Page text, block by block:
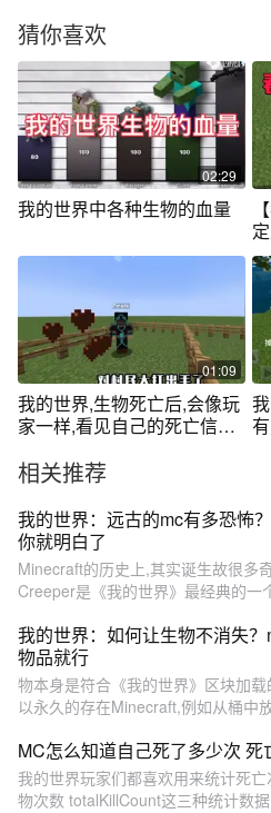
猜你喜欢
02:29
我的世界中各种生物的血量
01:09
我的世界,生物死亡后,会像玩
家一样,看见自己的死亡信息
相关推荐
我的世界：远古的mc有多恐怖
你就明白了
Minecraft的历史上,其实诞生故很多
Creeper是《我的世界》最经典的一
我的世界：如何让生物不消失
物品就行
物本身是符合《我的世界》区块加
以永久的存在Minecraft,例如从桶中
MC怎么知道自己死了多少次 死
我的世界玩家们都喜欢用来统计死
物次数 totalKillCount这三种统计数